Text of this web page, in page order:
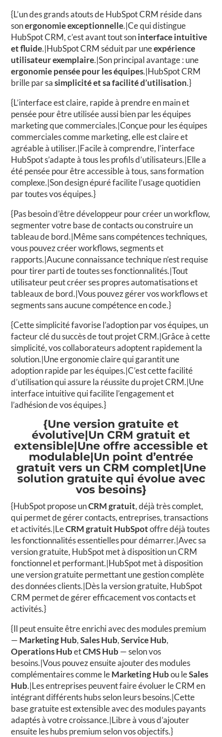
{L’un des grands atouts de HubSpot CRM réside dans
sonergonomie exceptionnelle.|Ce qui distingue
HubSpot CRM, c’est avant tout soninterface intuitive
et fluide.|HubSpot CRM séduit par uneexpérience
utilisateur exemplaire.|Son principal avantage : une
ergonomie pensée pour les équipes.|HubSpot CRM
brille par sasimplicité et sa facilité d’utilisation.}
{L’interface est claire, rapide à prendre en main et
pensée pour être utilisée aussi bien par les équipes
marketing que commerciales.|Conçue pour les équipes
commerciales comme marketing, elle est claire et
agréable à utiliser.|Facile à comprendre, l’interface
HubSpot s’adapte à tous les profils d’utilisateurs.|Elle a
été pensée pour être accessible à tous, sans formation
complexe.|Son design épuré facilite l’usage quotidien
par toutes vos équipes.}
{Pas besoin d’être développeur pour créer un workflow,
segmenter votre base de contacts ou construire un
tableau de bord.|Même sans compétences techniques,
vous pouvez créer workflows, segments et
rapports.|Aucune connaissance technique n’est requise
pour tirer parti de toutes ses fonctionnalités.|Tout
utilisateur peut créer ses propres automatisations et
tableaux de bord.|Vous pouvez gérer vos workflows et
segments sans aucune compétence en code.}
{Cette simplicité favorise l’adoption par vos équipes, un
facteur clé du succès de tout projet CRM.|Grâce à cette
simplicité, vos collaborateurs adoptent rapidement la
solution.|Une ergonomie claire qui garantit une
adoption rapide par les équipes.|C’est cette facilité
d’utilisation qui assure la réussite du projet CRM.|Une
interface intuitive qui facilite l’engagement et
l’adhésion de vos équipes.}
{Une version gratuite et
évolutive|Un CRM gratuit et
extensible|Une offre accessible et
modulable|Un point d’entrée
gratuit vers un CRM complet|Une
solution gratuite qui évolue avec
vos besoins}
{HubSpot propose unCRM gratuit, déjà très complet,
qui permet de gérer contacts, entreprises, transactions
et activités.|LeCRM gratuit HubSpotoffre déjà toutes
les fonctionnalités essentielles pour démarrer.|Avec sa
version gratuite, HubSpot met à disposition un CRM
fonctionnel et performant.|HubSpot met à disposition
une version gratuite permettant une gestion complète
des données clients.|Dès la version gratuite, HubSpot
CRM permet de gérer efficacement vos contacts et
activités.}
{Il peut ensuite être enrichi avec des modules premium
— Marketing Hub,Sales Hub,Service Hub,
Operations HubetCMS Hub— selon vos
besoins.|Vous pouvez ensuite ajouter des modules
complémentaires comme leMarketing Hubou leSales
Hub.|Les entreprises peuvent faire évoluer le CRM en
intégrant différents hubs selon leurs besoins.|Cette
base gratuite est extensible avec des modules payants
adaptés à votre croissance.|Libre à vous d’ajouter
ensuite les hubs premium selon vos objectifs.}